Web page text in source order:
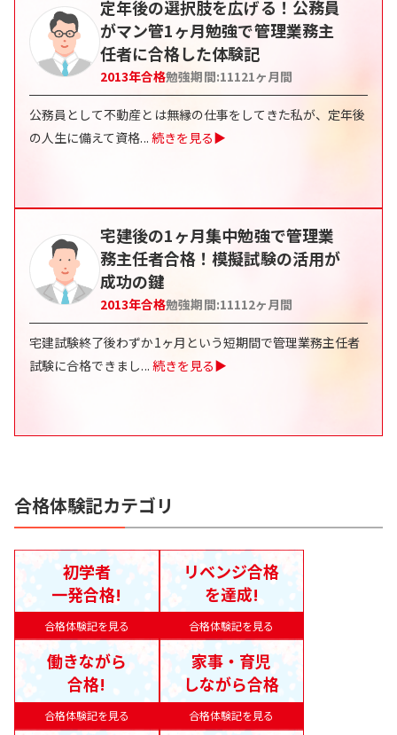
定年後の選択肢を広げる！公務員
がマン管1ヶ月勉強で管理業務主
任者に合格した体験記
2013年合格勉強期間:11121ヶ月間
公務員として不動産とは無縁の仕事をしてきた私が、定年後
の人生に備えて資格... 続きを見る▶
宅建後の1ヶ月集中勉強で管理業
務主任者合格！模擬試験の活用が
成功の鍵
2013年合格勉強期間:11112ヶ月間
宅建試験終了後わずか1ヶ月という短期間で管理業務主任者
試験に合格できまし... 続きを見る▶
合格体験記カテゴリ
合格体験記を見る
初学者
一発合格!
合格体験記を見る
リベンジ合格
を達成!
合格体験記を見る
働きながら
合格!
合格体験記を見る
家事・育児
しながら合格